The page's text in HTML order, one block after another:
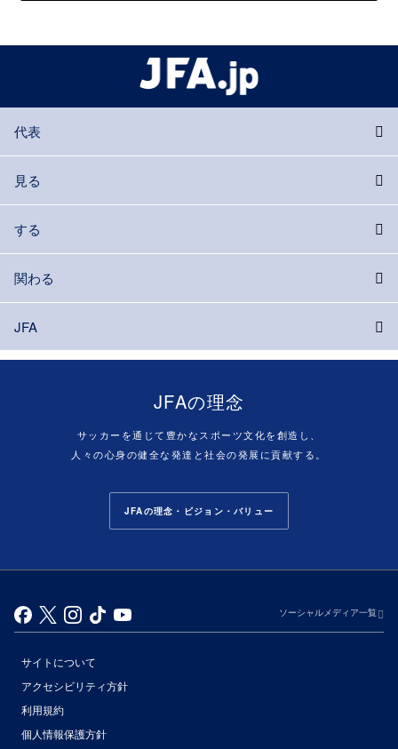
代表
見る
する
関わる
JFA
JFAの理念
サッカーを通じて豊かなスポーツ文化を創造し、
人々の心身の健全な発達と社会の発展に貢献する。
JFAの理念・ビジョン・バリュー
ソーシャルメディア一覧
サイトについて
アクセシビリティ方針
利用規約
個人情報保護方針